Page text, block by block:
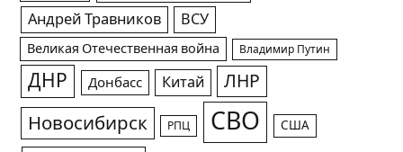
Андрей Травников ВСУ
Великая Отечественная война Владимир Путин
ДНР Донбасс Китай ЛНР
Новосибирск РПЦ СВО США